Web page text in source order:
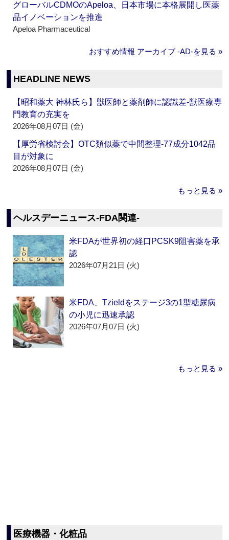
グローバルCDMOのApeloa、日本市場に本格展開し医薬
品イノベーションを推進
Apeloa Pharmaceutical
おすすめ情報 アーカイブ ‐AD‐を見る »
HEADLINE NEWS
【昭和薬大 神林氏ら】獣医師と薬剤師に認識差‐獣医療専
門教育の充実を
2026年08月07日 (金)
【厚労省検討会】OTC類似薬で中間整理‐77成分1042品
目が対象に
2026年08月07日 (金)
もっと見る »
ヘルスデーニュース‐FDA関連‐
米FDAが世界初の経口PCSK9阻害薬を承
認
2026年07月21日 (火)
米FDA、Tzieldをステージ3の1型糖尿病
の小児に迅速承認
2026年07月07日 (火)
もっと見る »
医療機器・化粧品